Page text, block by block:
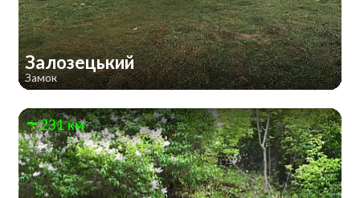
Залозецький
Замок
231 км